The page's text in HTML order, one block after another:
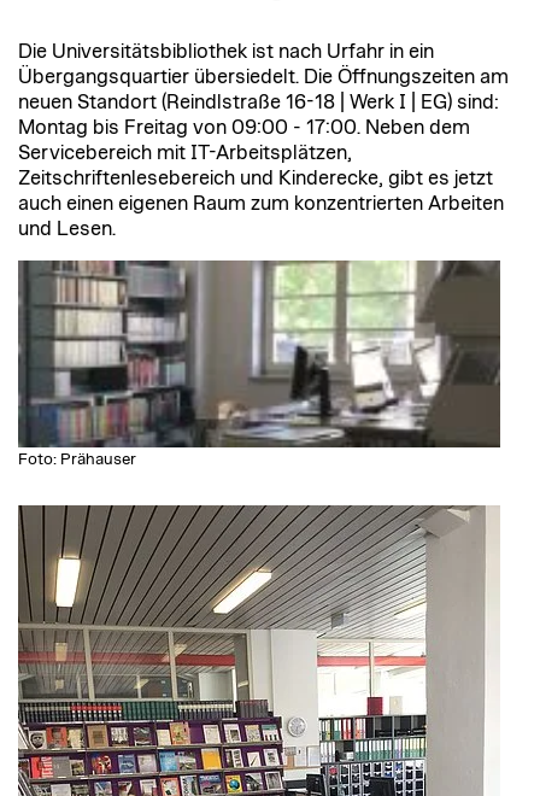
Die Universitätsbibliothek ist nach Urfahr in ein
Übergangsquartier übersiedelt. Die Öffnungszeiten am
neuen Standort (Reindlstraße 16-18 | Werk I | EG) sind:
Montag bis Freitag von 09:00 - 17:00. Neben dem
Servicebereich mit IT-Arbeitsplätzen,
Zeitschriftenlesebereich und Kinderecke, gibt es jetzt
auch einen eigenen Raum zum konzentrierten Arbeiten
und Lesen.
Foto: Prähauser